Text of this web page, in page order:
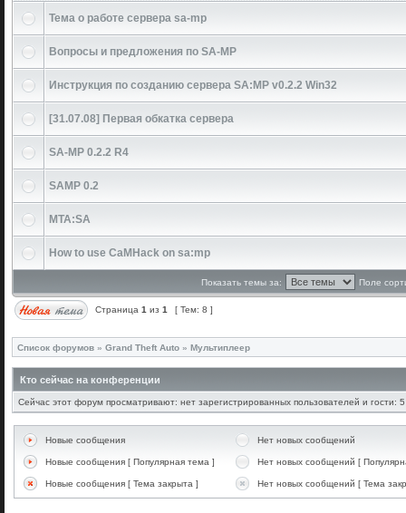
Тема о работе сервера sa-mp
Вопросы и предложения по SA-MP
Инструкция по созданию сервера SA:MP v0.2.2 Win32
[31.07.08] Первая обкатка сервера
SA-MP 0.2.2 R4
SAMP 0.2
MTA:SA
How to use CaMHack on sa:mp
Показать темы за: Поле
Страница 1 из 1 [ Тем: 8 ]
Список форумов » Grand Theft Auto » Мультиплеер
Кто сейчас на конференции
Сейчас этот форум просматривают: нет зарегистрированных пользователей и гости: 5
Новые сообщения Нет новых сообщений
Новые сообщения [ Популярная тема ] Нет новых сообщений [
Новые сообщения [ Тема закрыта ] Нет новых сообщений [ Тема